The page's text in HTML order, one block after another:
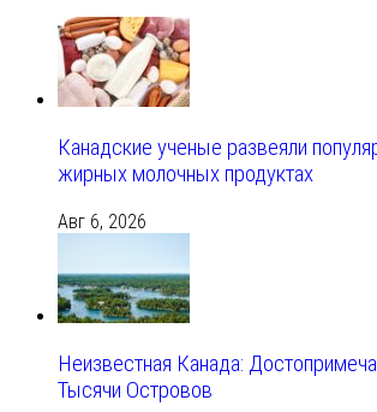
Канадские ученые развеяли
жирных молочных продуктах
Авг 6, 2026
Неизвестная Канада:
Тысячи Островов